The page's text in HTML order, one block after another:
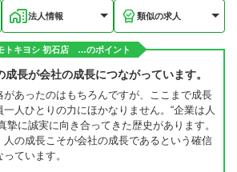
法人情報 類似の求人
トキヨシ 初石店 …のポイント
長が会社の成長につながっています。
あったのはもちろんですが、ここまで成長
人ひとりの力にほかなりません。“企業は人
摯に誠実に向き合ってきた歴史があります。
人の成長こそが会社の成長であるという確信
ています。